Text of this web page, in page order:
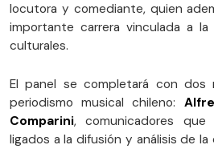
locutora y comediante, quien
importante carrera vinculada a
culturales.
El panel se completará con dos
periodismo musical chileno:
Comparini, comunicadores
ligados a la difusión y análisis de